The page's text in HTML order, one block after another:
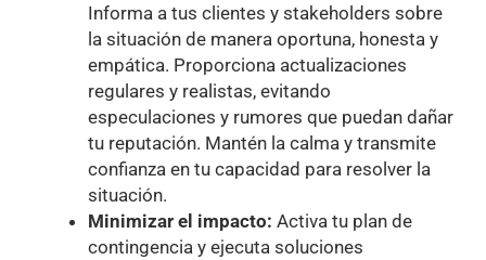
Informa a tus clientes y stakeholders sobre
la situación de manera oportuna, honesta y
empática. Proporciona actualizaciones
regulares y realistas, evitando
especulaciones y rumores que puedan dañar
tu reputación. Mantén la calma y transmite
confianza en tu capacidad para resolver la
situación.
Minimizar el impacto: Activa tu plan de
contingencia y ejecuta soluciones